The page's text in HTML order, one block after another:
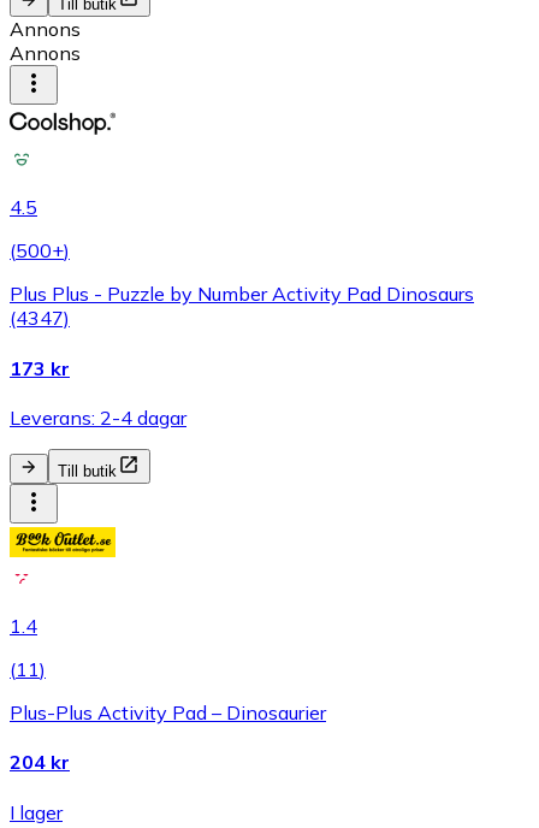
Till butik
Annons
Annons
4.5
(500+)
Plus Plus - Puzzle by Number Activity Pad Dinosaurs
(4347)
173 kr
Leverans: 2-4 dagar
Till butik
1.4
(11)
Plus-Plus Activity Pad – Dinosaurier
204 kr
I lager